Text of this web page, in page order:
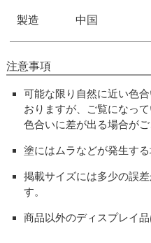
製造 中国
注意事項
可能な限り自然に近い色
おりますが、ご覧になっ
色合いに差が出る場合がご
塗にはムラなどが発生する
掲載サイズには多少の誤
す。
商品以外のディスプレイ品